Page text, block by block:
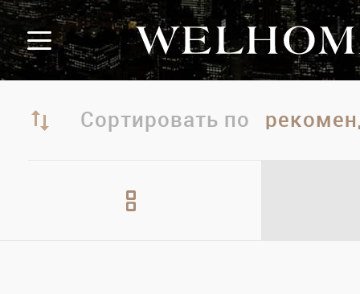
Сортировать по